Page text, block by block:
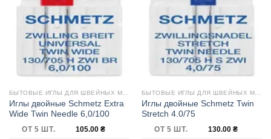
БЫТОВЫЕ ИГЛЫ ДЛЯ ШВЕЙНЫХ МАШИН
Иглы двойные Schmetz Extra
Wide Twin Needle 6,0/100
ОТ 5 ШТ. 105.00 ₴
БЫТОВЫЕ ИГЛЫ ДЛЯ ШВЕЙНЫХ МАШИН
Иглы двойные Schmetz Twin
Stretch 4.0/75
ОТ 5 ШТ. 130.00 ₴